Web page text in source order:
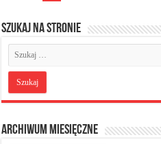
Szukaj na stronie
Archiwum miesięczne